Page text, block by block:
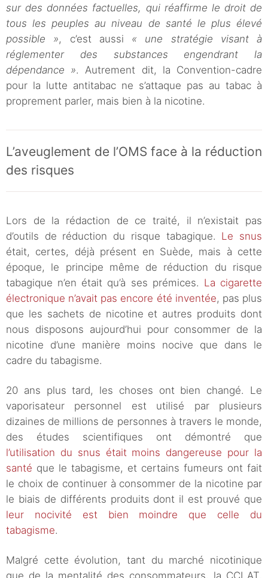
sur des données factuelles, qui réaffirme le droit de
tous les peuples au niveau de santé le plus élevé
possible », c’est aussi « une stratégie visant à
réglementer des substances engendrant la
dépendance ». Autrement dit, la Convention-cadre
pour la lutte antitabac ne s’attaque pas au tabac à
proprement parler, mais bien à la nicotine.
L’aveuglement de l’OMS face à la réduction
des risques
Lors de la rédaction de ce traité, il n’existait pas
d’outils de réduction du risque tabagique. Le snus
était, certes, déjà présent en Suède, mais à cette
époque, le principe même de réduction du risque
tabagique n’en était qu’à ses prémices. La cigarette
électronique n’avait pas encore été inventée, pas plus
que les sachets de nicotine et autres produits dont
nous disposons aujourd’hui pour consommer de la
nicotine d’une manière moins nocive que dans le
cadre du tabagisme.
20 ans plus tard, les choses ont bien changé. Le
vaporisateur personnel est utilisé par plusieurs
dizaines de millions de personnes à travers le monde,
des études scientifiques ont démontré que
l’utilisation du snus était moins dangereuse pour la
santé que le tabagisme, et certains fumeurs ont fait
le choix de continuer à consommer de la nicotine par
le biais de différents produits dont il est prouvé que
leur nocivité est bien moindre que celle du
tabagisme.
Malgré cette évolution, tant du marché nicotinique